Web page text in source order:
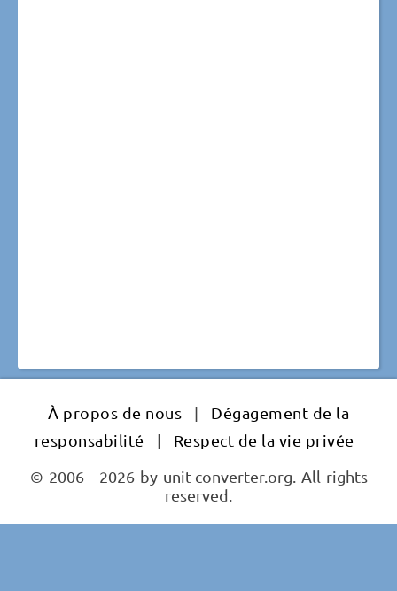
À propos de nous |
Dégagement de la
responsabilité
|
Respect de la vie privée
© 2006 - 2026 by unit-converter.org. All rights
reserved.